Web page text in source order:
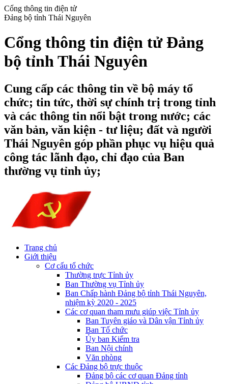
Cổng thông tin điện tử
Đảng bộ tỉnh Thái Nguyên
Cổng thông tin điện tử Đảng
bộ tỉnh Thái Nguyên
Cung cấp các thông tin về bộ máy tổ
chức; tin tức, thời sự chính trị trong tỉnh
và các thông tin nổi bật trong nước; các
văn bản, văn kiện - tư liệu; đất và người
Thái Nguyên góp phần phục vụ hiệu quả
công tác lãnh đạo, chỉ đạo của Ban
thường vụ tỉnh ủy;
Trang chủ
Giới thiệu
Cơ cấu tổ chức
Thường trực Tỉnh ủy
Ban Thường vụ Tỉnh ủy
Ban Chấp hành Đảng bộ tỉnh Thái Nguyên,
nhiệm kỳ 2020 - 2025
Các cơ quan tham mưu giúp việc Tỉnh ủy
Ban Tuyên giáo và Dân vận Tỉnh ủy
Ban Tổ chức
Ủy ban Kiểm tra
Ban Nội chính
Văn phòng
Các Đảng bộ trực thuộc
Đảng bộ các cơ quan Đảng tỉnh